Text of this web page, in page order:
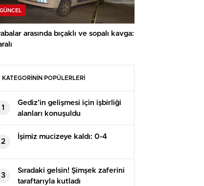
GÜNCEL
arasında bıçaklı ve sopalı kavga:
KATEGORİNİN POPÜLERLERİ
1
Gediz’in gelişmesi için işbirliği
alanları konuşuldu
2
İşimiz mucizeye kaldı: 0-4
3
Sıradaki gelsin! Şimşek zaferini
taraftarıyla kutladı